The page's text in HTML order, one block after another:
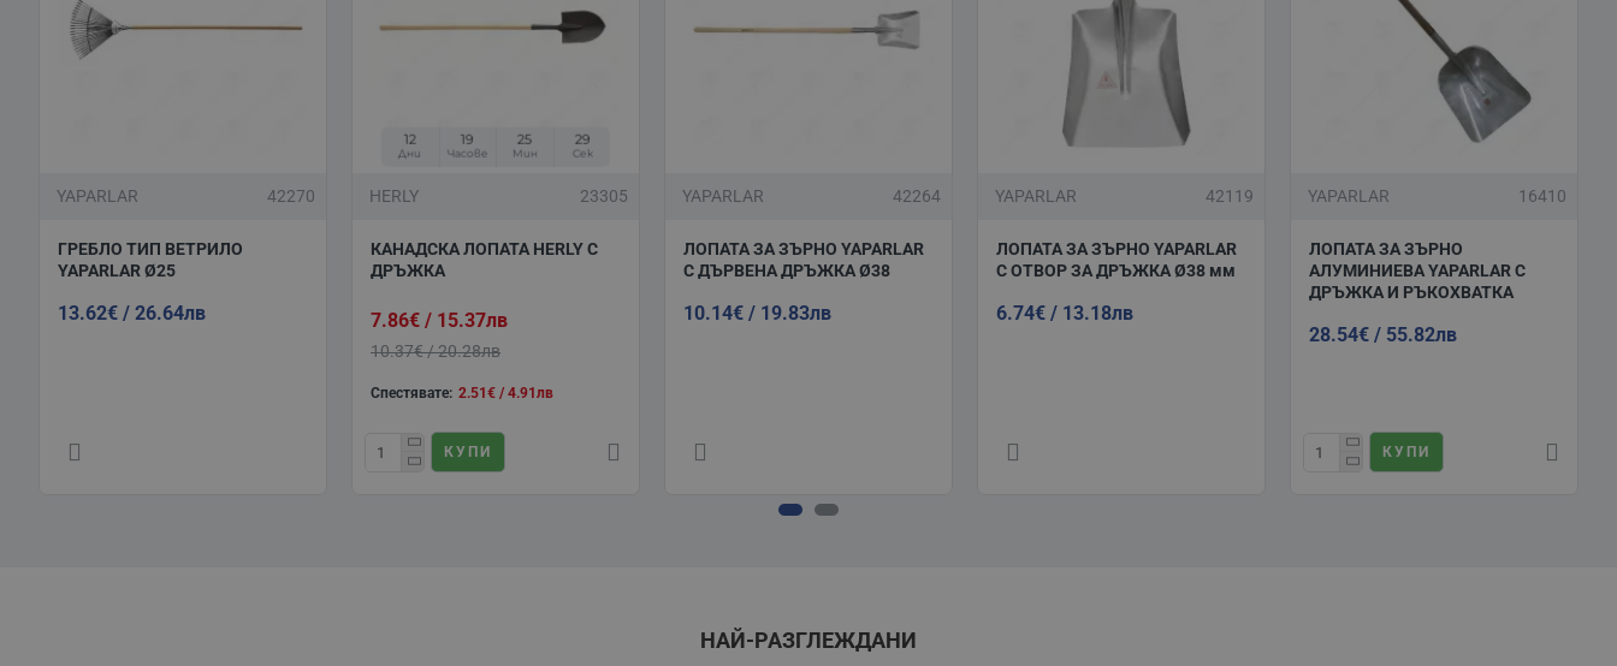
YAPARLAR 42270
ГРЕБЛО ТИП ВЕТРИЛО
YAPARLAR Ø25
13.62€ / 26.64лв
12
Дни
19
Часове
25
Мин
29
Сек
HERLY 23305
КАНАДСКА ЛОПАТА HERLY С
ДРЪЖКА
7.86€ / 15.37лв
10.37€ / 20.28лв
Спестявате: 2.51€ / 4.91лв
КУПИ
YAPARLAR 42264
ЛОПАТА ЗА ЗЪРНО YAPARLAR
С ДЪРВЕНА ДРЪЖКА Ø38
10.14€ / 19.83лв
YAPARLAR 42119
ЛОПАТА ЗА ЗЪРНО YAPARLAR
С ОТВОР ЗА ДРЪЖКА Ø38 мм
6.74€ / 13.18лв
YAPARLAR 16410
ЛОПАТА ЗА ЗЪРНО
АЛУМИНИЕВА YAPARLAR С
ДРЪЖКА И РЪКОХВАТКА
28.54€ / 55.82лв
КУПИ
НАЙ-РАЗГЛЕЖДАНИ